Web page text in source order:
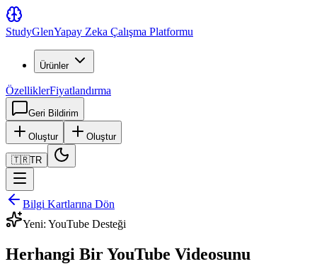
StudyGlenYapay Zeka Çalışma Platformu
Ürünler
ÖzelliklerFiyatlandırma
Geri Bildirim
Oluştur Oluştur
🇹🇷TR
Bilgi Kartlarına Dön
Yeni: YouTube Desteği
Herhangi Bir YouTube Videosunu